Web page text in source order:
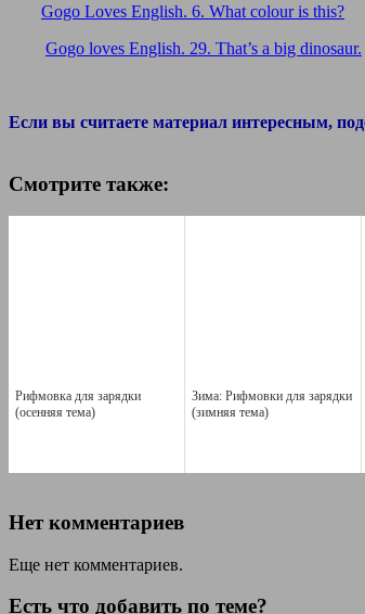
Gogo Loves English. 6. What colour is this?
Gogo loves English. 29. That’s a big dinosaur.
Если вы считаете материал интересным,
Смотрите также:
Рифмовка для зарядки
(осенняя тема)
Зима: Рифмовки для зарядки
(зимняя тема)
Нет комментариев
Еще нет комментариев.
Есть что добавить по теме?